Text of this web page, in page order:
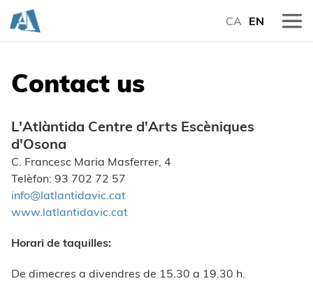
CA EN
Contact us
L'Atlàntida Centre d'Arts Escèniques
d'Osona
C. Francesc Maria Masferrer, 4
Telèfon: 93 702 72 57
info@latlantidavic.cat
www.latlantidavic.cat
Horari de taquilles:
De dimecres a divendres de 15.30 a 19.30 h.